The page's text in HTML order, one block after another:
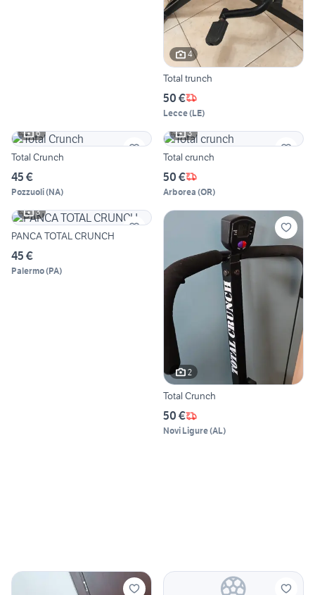
4
Total trunch
50 €
Lecce(LE)
6
Total Crunch
45 €
Pozzuoli(NA)
3
Total crunch
50 €
Arborea (OR)
3
PANCA TOTAL CRUNCH
45 €
Palermo(PA)
2
Total Crunch
50 €
Novi Ligure(AL)